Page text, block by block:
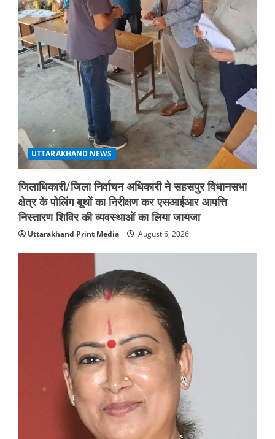
UTTARAKHAND NEWS
जिलाधिकारी/जिला निर्वाचन अधिकारी ने सहसपुर विधानसभा
क्षेत्र के पोलिंग बूथों का निरीक्षण कर एसआईआर आपत्ति
निस्तारण शिविर की व्यवस्थाओं का लिया जायजा
Uttarakhand Print Media August 6, 2026